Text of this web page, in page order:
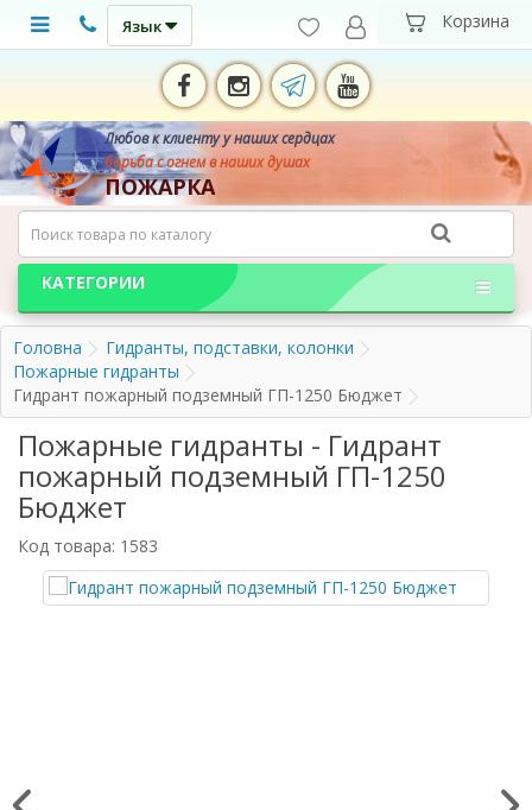
Язык
Любов к клиенту у наших сердцах
борьба с огнем в наших душах
ПОЖАРКА
КАТЕГОРИИ
Головна
Гидранты, подставки, колонки
Пожарные гидранты
Гидрант пожарный подземный ГП-1250 Бюджет
Пожарные гидранты - Гидрант
пожарный подземный ГП-1250
Бюджет
Код товара: 1583